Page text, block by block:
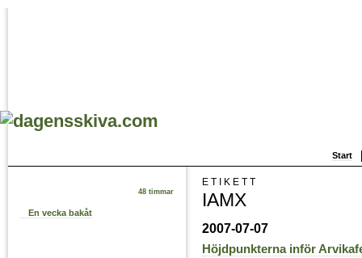
Start
48 timmar
En vecka bakåt
ETIKETT
IAMX
2007-07-07
Höjdpunkterna inför